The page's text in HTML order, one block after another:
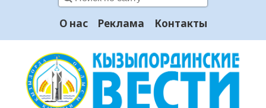
О нас Реклама Контакты